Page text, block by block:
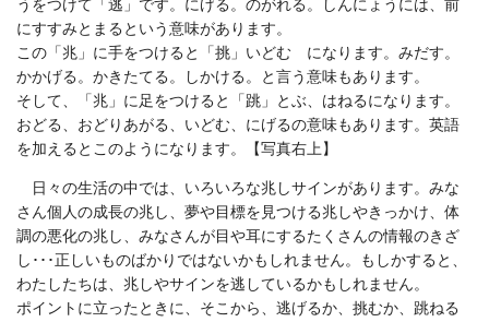
うをつけて「逃」です。にげる。のがれる。しんにょうには、前
にすすみとまるという意味があります。
この「兆」に手をつけると「挑」いどむ になります。みだす。
かかげる。かきたてる。しかける。と言う意味もあります。
そして、「兆」に足をつけると「跳」とぶ、はねるになります。
おどる、おどりあがる、いどむ、にげるの意味もあります。英語
を加えるとこのようになります。【写真右上】
日々の生活の中では、いろいろな兆しサインがあります。みな
さん個人の成長の兆し、夢や目標を見つける兆しやきっかけ、体
調の悪化の兆し、みなさんが目や耳にするたくさんの情報のきざ
し･･･正しいものばかりではないかもしれません。もしかすると、
わたしたちは、兆しやサインを逃しているかもしれません。
ポイントに立ったときに、そこから、逃げるか、挑むか、跳ねる